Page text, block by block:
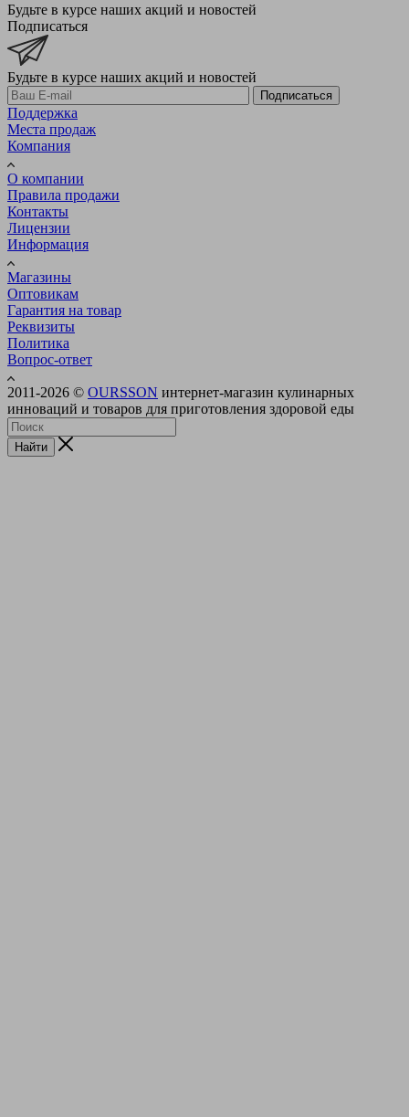
Будьте в курсе наших акций и новостей
Подписаться
Будьте в курсе наших акций и новостей
Подписаться
Поддержка
Места продаж
Компания
О компании
Правила продажи
Контакты
Лицензии
Информация
Магазины
Оптовикам
Гарантия на товар
Реквизиты
Политика
Вопрос-ответ
2011-2026 © OURSSON интернет-магазин кулинарных
инноваций и товаров для приготовления здоровой еды
Найти